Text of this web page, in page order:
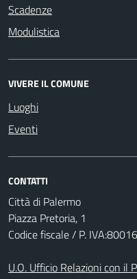
Scadenze
Modulistica
VIVERE IL COMUNE
Luoghi
Eventi
CONTATTI
Città di Palermo
Piazza Pretoria, 1
Codice fiscale / P.
U.O. Ufficio Relazioni con il